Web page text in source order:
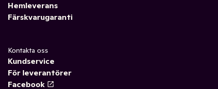
Hemleverans
Färskvarugaranti
Kontakta oss
Kundservice
För leverantörer
Facebook